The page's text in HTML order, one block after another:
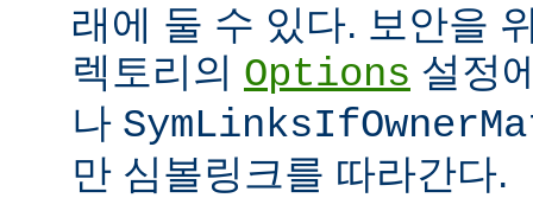
래에 둘 수 있다. 보안을
렉토리의 Options 설정
나
만 심볼링크를 따라간다.